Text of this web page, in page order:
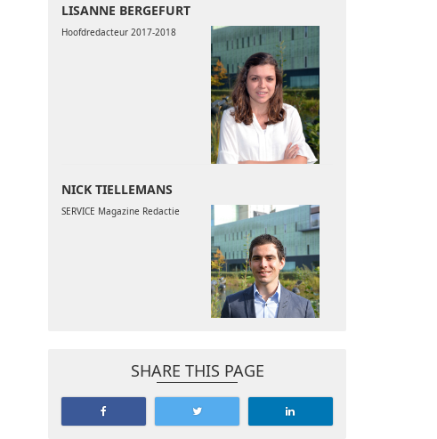
LISANNE BERGEFURT
Hoofdredacteur 2017-2018
NICK TIELLEMANS
SERVICE Magazine Redactie
SHARE THIS PAGE